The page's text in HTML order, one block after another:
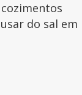
do sal em